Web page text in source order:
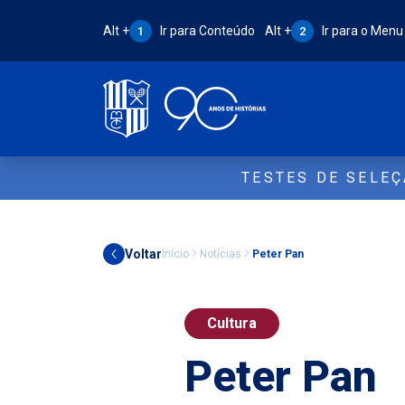
Atalho Alt + 1:
Alt + 1 Ir para Conteúdo Atalho Alt + 2:
Alt + 2 Ir para o Menu
TESTES DE
Voltar Início Notícias Peter Pan
Cultura
Peter Pan